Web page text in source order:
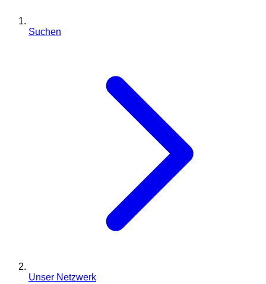
Suchen
Unser Netzwerk